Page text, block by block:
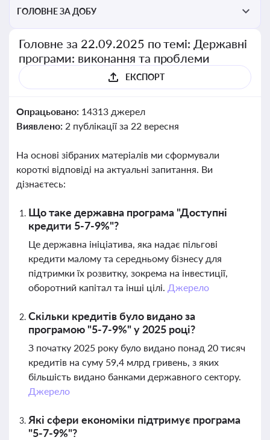
ГОЛОВНЕ ЗА ДОБУ
Головне за 22.09.2025 по темі: Державні
програми: виконання та проблеми
ЕКСПОРТ
Опрацьовано: 14313 джерел
Виявлено: 2 публікації за 22 вересня
На основі зібраних матеріалів ми сформували
короткі відповіді на актуальні запитання. Ви
дізнаєтесь:
Що таке державна програма "Доступні
кредити 5-7-9%"?
Це державна ініціатива, яка надає пільгові
кредити малому та середньому бізнесу для
підтримки їх розвитку, зокрема на інвестиції,
оборотний капітал та інші цілі. Джерело
Скільки кредитів було видано за
програмою "5-7-9%" у 2025 році?
З початку 2025 року було видано понад 20 тисяч
кредитів на суму 59,4 млрд гривень, з яких
більшість видано банками державного сектору.
Джерело
Які сфери економіки підтримує програма
"5-7-9%"?